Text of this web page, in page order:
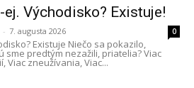
Východisko? Existuje!
- 7. augusta 2026 0
Existuje Niečo sa pokazilo,
sme predtým nezažili, priatelia? Viac
Viac zneužívania, Viac...